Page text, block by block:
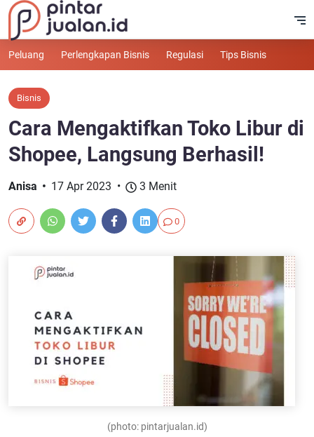
Peluang Perlengkapan Bisnis Regulasi Tips Bisnis
Bisnis
Cara Mengaktifkan Toko Libur di
Shopee, Langsung Berhasil!
Anisa 17 Apr 2023 3 Menit
0
(photo: pintarjualan.id)